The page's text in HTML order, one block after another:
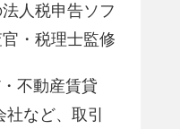
人税申告ソフ
・税理士監修
不動産賃貸
など、取引